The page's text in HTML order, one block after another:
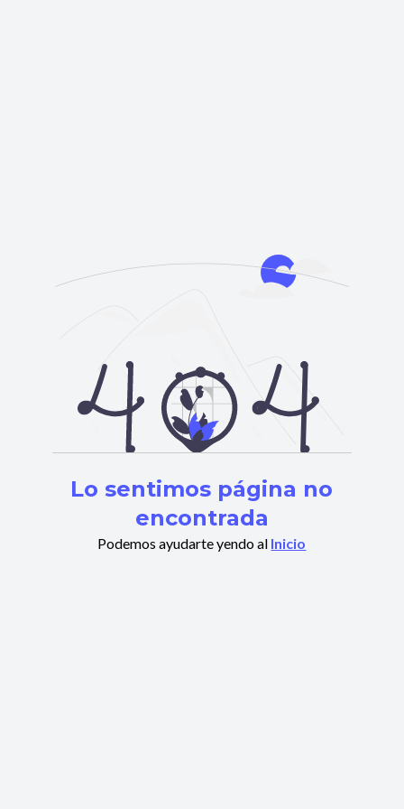
Lo sentimos página no
encontrada
Podemos ayudarte yendo al Inicio